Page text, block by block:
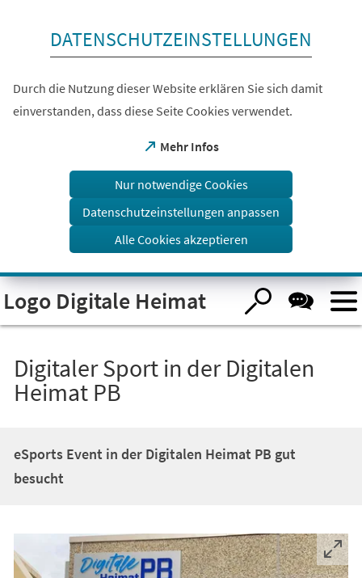
Visuelle
Assistenzsoftware
öffnen.
DATENSCHUTZEINSTELLUNGEN
Durch die Nutzung dieser Website erklären Sie sich damit
einverstanden, dass diese Seite Cookies verwendet.
Mehr Infos
(Öffnet
einem
Tab)
Nur notwendige Cookies
Datenschutzeinstellungen anpassen
Alle Cookies akzeptieren
Logo Digitale Heimat
Digitaler Sport in der Digitalen
Heimat PB
eSports Event in der Digitalen Heimat PB gut
besucht